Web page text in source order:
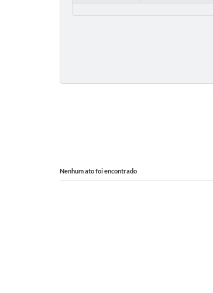
Nenhum ato foi encontrado